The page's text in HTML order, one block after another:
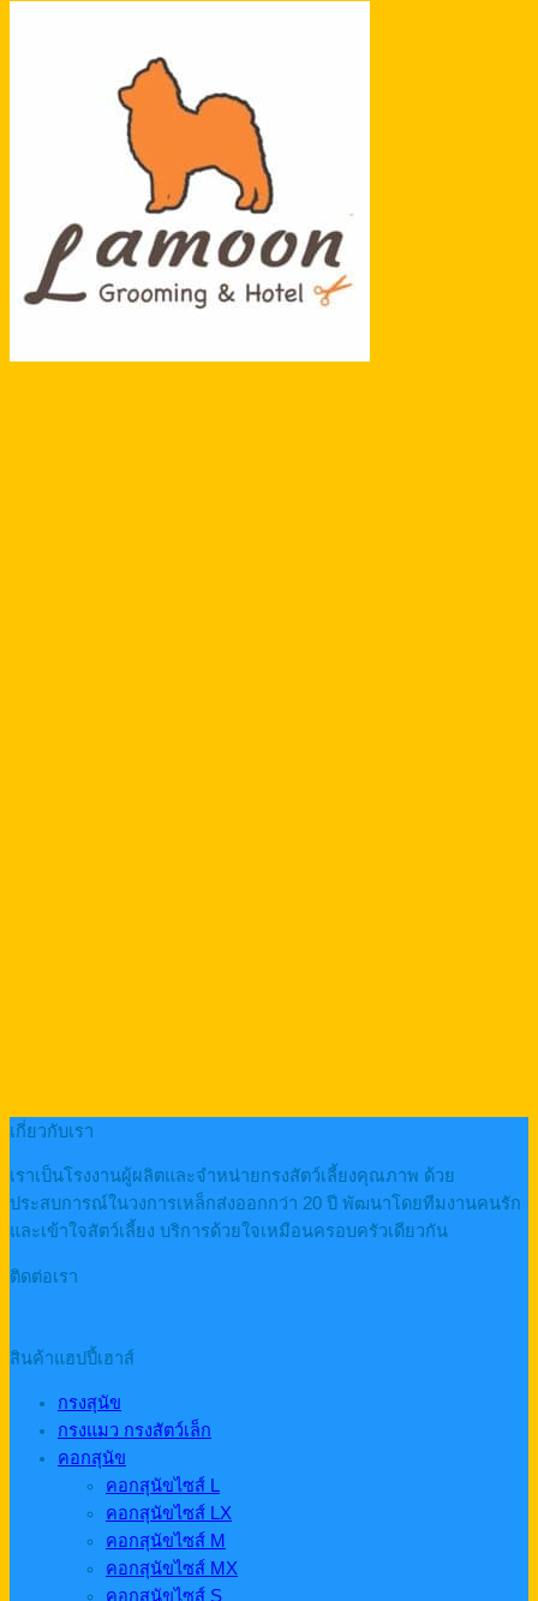
เกี่ยวกับเรา
เราเป็นโรงงานผู้ผลิตและจำหน่ายกรงสัตว์เลี้ยงคุณภาพ ด้วย
ประสบการณ์ในวงการเหล็กส่งออกกว่า 20 ปี พัฒนาโดยทีมงานคนรัก
และเข้าใจสัตว์เลี้ยง บริการด้วยใจเหมือนครอบครัวเดียวกัน
ติดต่อเรา
สินค้าแฮปปี้เฮาส์
กรงสุนัข
กรงแมว กรงสัตว์เล็ก
คอกสุนัข
คอกสุนัขไซส์ L
คอกสุนัขไซส์ LX
คอกสุนัขไซส์ M
คอกสุนัขไซส์ MX
คอกสุนัขไซส์ S